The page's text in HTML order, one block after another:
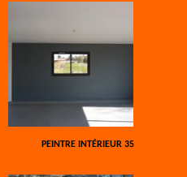
PEINTRE INTÉRIEUR 35